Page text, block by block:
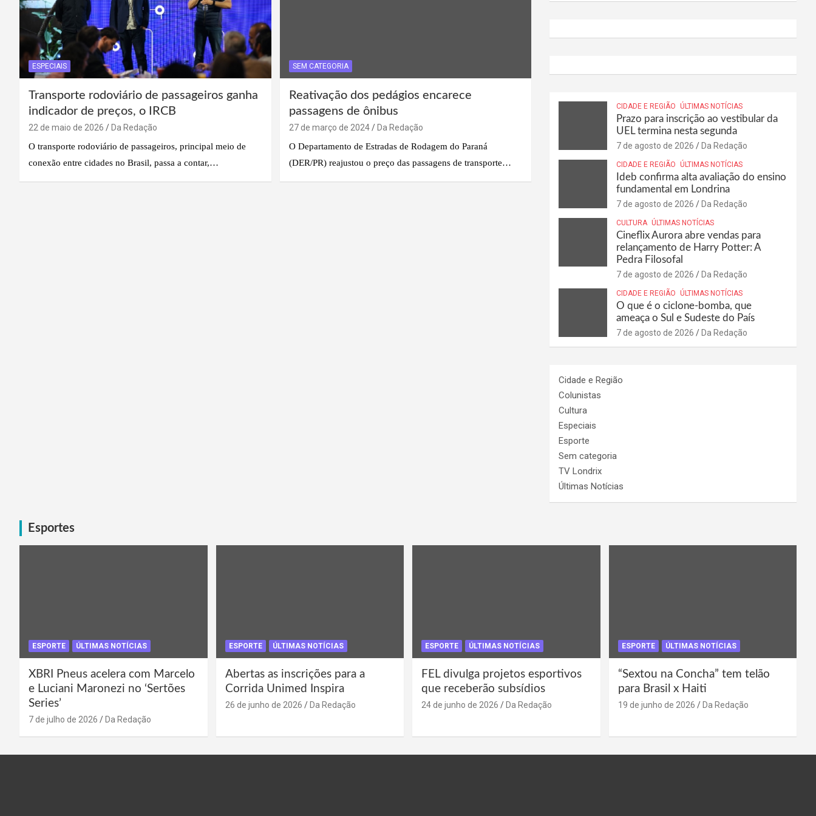
ESPECIAIS
Transporte rodoviário de passageiros ganha
indicador de preços, o IRCB
22 de maio de 2026
Da Redação
O transporte rodoviário de passageiros, principal meio de
conexão entre cidades no Brasil, passa a contar,…
SEM CATEGORIA
Reativação dos pedágios encarece
passagens de ônibus
27 de março de 2024
Da Redação
O Departamento de Estradas de Rodagem do Paraná
(DER/PR) reajustou o preço das passagens de transporte…
CIDADE E REGIÃO ÚLTIMAS NOTÍCIAS
Prazo para inscrição ao vestibular da
UEL termina nesta segunda
7 de agosto de 2026 Da Redação
CIDADE E REGIÃO ÚLTIMAS NOTÍCIAS
Ideb confirma alta avaliação do ensino
fundamental em Londrina
7 de agosto de 2026 Da Redação
CULTURA ÚLTIMAS NOTÍCIAS
Cineflix Aurora abre vendas para
relançamento de Harry Potter: A
Pedra Filosofal
7 de agosto de 2026 Da Redação
CIDADE E REGIÃO ÚLTIMAS NOTÍCIAS
O que é o ciclone-bomba, que
ameaça o Sul e Sudeste do País
7 de agosto de 2026 Da Redação
Cidade e Região
Colunistas
Cultura
Especiais
Esporte
Sem categoria
TV Londrix
Últimas Notícias
Esportes
ESPORTE ÚLTIMAS NOTÍCIAS
XBRI Pneus acelera com Marcelo
e Luciani Maronezi no ‘Sertões
Series’
7 de julho de 2026 Da Redação
ESPORTE ÚLTIMAS NOTÍCIAS
Abertas as inscrições para a
Corrida Unimed Inspira
26 de junho de 2026 Da Redação
ESPORTE ÚLTIMAS NOTÍCIAS
FEL divulga projetos esportivos
que receberão subsídios
24 de junho de 2026 Da Redação
ESPORTE ÚLTIMAS NOTÍCIAS
“Sextou na Concha” tem telão
para Brasil x Haiti
19 de junho de 2026 Da Redação